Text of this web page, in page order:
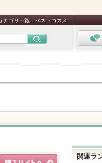
テゴリ一覧 ベストコスメ
関連ラ